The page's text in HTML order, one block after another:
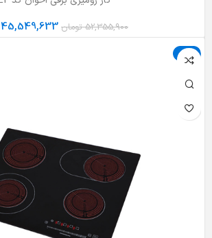
52,355,900 تومان 45,549,633
حراج